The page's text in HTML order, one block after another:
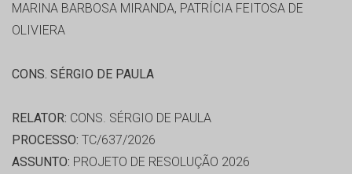
MARINA BARBOSA MIRANDA, PATRÍCIA FEITOSA DE
OLIVIERA
CONS. SÉRGIO DE PAULA
RELATOR: CONS. SÉRGIO DE PAULA
PROCESSO: TC/637/2026
ASSUNTO: PROJETO DE RESOLUÇÃO 2026